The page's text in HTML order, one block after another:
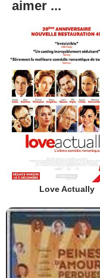
aimer ...
Love Actually